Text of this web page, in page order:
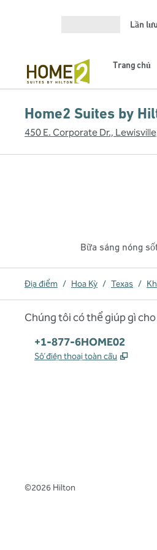
Lần
Trang chủ
Home2 Suites by
450 E. Corporate Dr.,
Bữa sáng nóng
Địa điểm / Hoa Kỳ / Texas /
Chúng tôi có thể giúp gì cho
Điện thoại:
+1-877-6HOME02
Số điện thoại toàn cầu ,
©2026 Hilton